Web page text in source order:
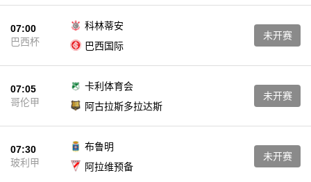
07:00
巴西杯
科林蒂安
巴西国际
未开赛
07:05
哥伦甲
卡利体育会
阿古拉斯多拉达斯
未开赛
07:30
玻利甲
布鲁明
阿拉维预备
未开赛